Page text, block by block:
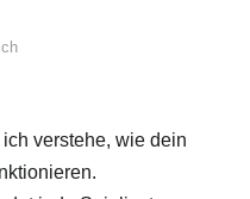
verstehe, wie dein